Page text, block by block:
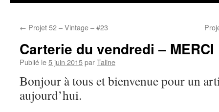
← Projet 52 – Vintage – #23
Carterie du vendredi – MERCI
Publié le5 juin 2015parTaline
Bonjour à tous et bienvenue pour un
aujourd’hui.